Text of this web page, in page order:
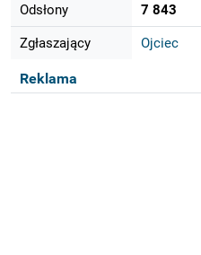
Odsłony 7 843
Zgłaszający Ojciec
Reklama